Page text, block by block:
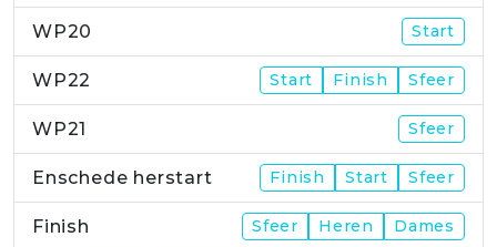
WP20 Start
WP22 Start Finish Sfeer
WP21 Sfeer
Enschede herstart Finish Start Sfeer
Finish Sfeer Heren Dames